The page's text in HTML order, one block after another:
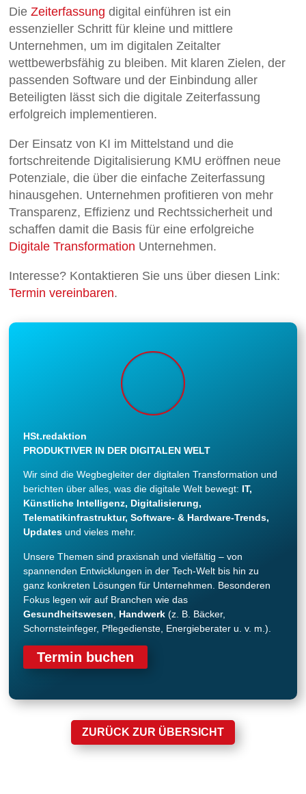
DieZeiterfassung digital einführen ist ein
essenzieller Schritt für kleine und mittlere
Unternehmen, um im digitalen Zeitalter
wettbewerbsfähig zu bleiben. Mit klaren Zielen, der
passenden Software und der Einbindung aller
Beteiligten lässt sich die digitale Zeiterfassung
erfolgreich implementieren.
Der Einsatz von KI im Mittelstand und die
fortschreitende Digitalisierung KMU eröffnen neue
Potenziale, die über die einfache Zeiterfassung
hinausgehen. Unternehmen profitieren von mehr
Transparenz, Effizienz und Rechtssicherheit und
schaffen damit die Basis für eine erfolgreiche
Digitale Transformation Unternehmen.
Interesse? Kontaktieren Sie uns über diesen Link:
Termin vereinbaren.
HSt.redaktion
PRODUKTIVER IN DER DIGITALEN WELT
Wir sind die Wegbegleiter der digitalen Transformation und
berichten über alles, was die digitale Welt bewegt: IT,
Künstliche Intelligenz, Digitalisierung,
Telematikinfrastruktur, Software- & Hardware-Trends,
Updates und vieles mehr.
Unsere Themen sind praxisnah und vielfältig – von
spannenden Entwicklungen in der Tech-Welt bis hin zu
ganz konkreten Lösungen für Unternehmen. Besonderen
Fokus legen wir auf Branchen wie das
Gesundheitswesen
Handwerk (z. B. Bäcker,
Schornsteinfeger, Pflegedienste, Energieberater u. v. m.).
Termin buchen
ZURÜCK ZUR ÜBERSICHT